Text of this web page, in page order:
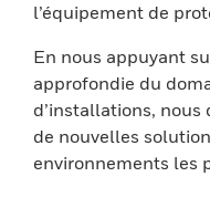
l’équipement de
En nous appuyant
approfondie du
d’installations,
de nouvelles
environnements les